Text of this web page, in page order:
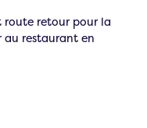
route retour pour la
au restaurant en